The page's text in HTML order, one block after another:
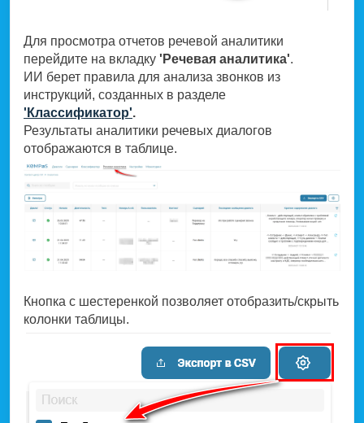
Для просмотра отчетов речевой аналитики
перейдите на вкладку 'Речевая аналитика'.
ИИ берет правила для анализа звонков из
инструкций, созданных в разделе
'Классификатор'.
Результаты аналитики речевых диалогов
отображаются в таблице.
Кнопка с шестеренкой позволяет отобразить/скрыть
колонки таблицы.